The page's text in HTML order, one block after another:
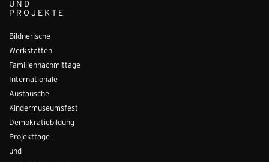
UND
PROJEKTE
Bildnerische
Werkstätten
Familiennachmittage
Internationale
Austausche
Kindermuseumsfest
Demokratiebildung
Projekttage
und